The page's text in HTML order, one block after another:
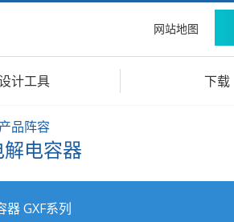
网站地图
计工具 下载
产品阵容
电容器
GXF系列